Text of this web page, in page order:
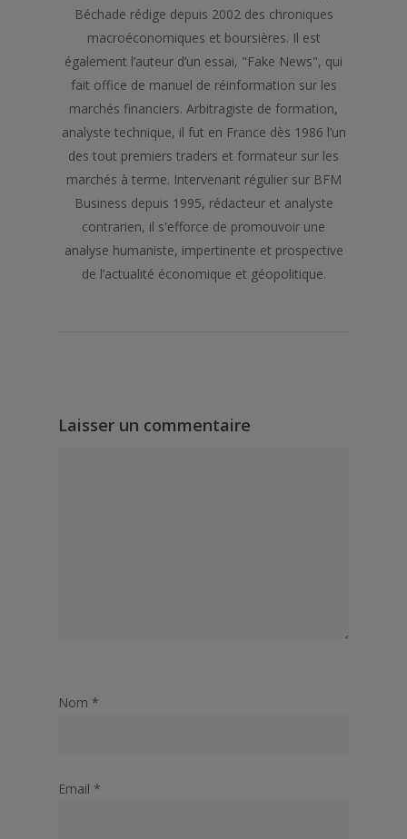
Béchade rédige depuis 2002 des chroniques
macroéconomiques et boursières. Il est
également l’auteur d’un essai, "Fake News", qui
fait office de manuel de réinformation sur les
marchés financiers. Arbitragiste de formation,
analyste technique, il fut en France dès 1986 l’un
des tout premiers traders et formateur sur les
marchés à terme. Intervenant régulier sur BFM
Business depuis 1995, rédacteur et analyste
contrarien, il s'efforce de promouvoir une
analyse humaniste, impertinente et prospective
de l’actualité économique et géopolitique.
Laisser un commentaire
Nom *
Email *